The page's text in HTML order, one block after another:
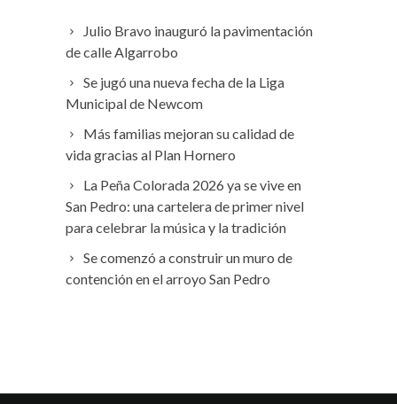
Julio Bravo inauguró la pavimentación
de calle Algarrobo
Se jugó una nueva fecha de la Liga
Municipal de Newcom
Más familias mejoran su calidad de
vida gracias al Plan Hornero
La Peña Colorada 2026 ya se vive en
San Pedro: una cartelera de primer nivel
para celebrar la música y la tradición
Se comenzó a construir un muro de
contención en el arroyo San Pedro